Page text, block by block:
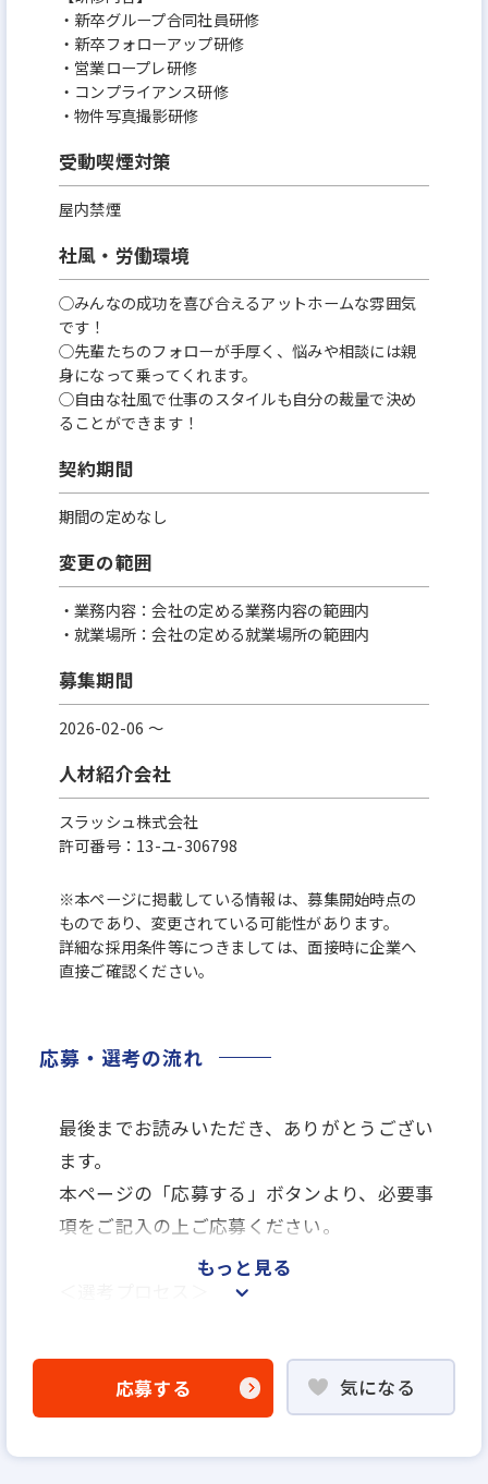
・新卒グループ合同社員研修
・新卒フォローアップ研修
・営業ロープレ研修
・コンプライアンス研修
・物件写真撮影研修
受動喫煙対策
屋内禁煙
社風・労働環境
○みんなの成功を喜び合えるアットホームな雰囲気
です！
○先輩たちのフォローが手厚く、悩みや相談には親
身になって乗ってくれます。
○自由な社風で仕事のスタイルも自分の裁量で決め
ることができます！
契約期間
期間の定めなし
変更の範囲
・業務内容：会社の定める業務内容の範囲内
・就業場所：会社の定める就業場所の範囲内
募集期間
2026-02-06 〜
人材紹介会社
スラッシュ株式会社
許可番号：13-ユ-306798
※本ページに掲載している情報は、募集開始時点の
ものであり、変更されている可能性があります。
詳細な採用条件等につきましては、面接時に企業へ
直接ご確認ください。
応募・選考の流れ
最後までお読みいただき、ありがとうござい
ます。
本ページの「応募する」ボタンより、必要事
項をご記入の上ご応募ください。
▼
WEB書類選考
▼
説明選考会（電話面談）
もっと見る
応募する 気になる